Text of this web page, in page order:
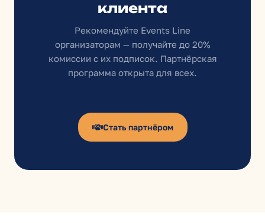
клиента
Рекомендуйте Events Line
организаторам — получайте до 20%
комиссии с их подписок. Партнёрская
программа открыта для всех.
Стать партнёром